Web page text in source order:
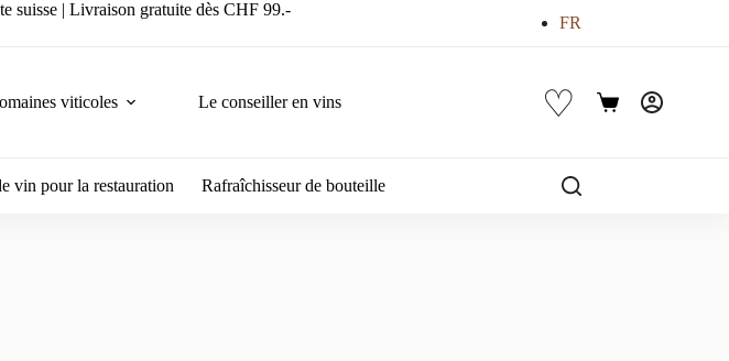
suisse | Livraison gratuite dès CHF 99.-
FR
viticoles Le conseiller en vins ♡
Panier
vin pour la restauration Rafraîchisseur de bouteille